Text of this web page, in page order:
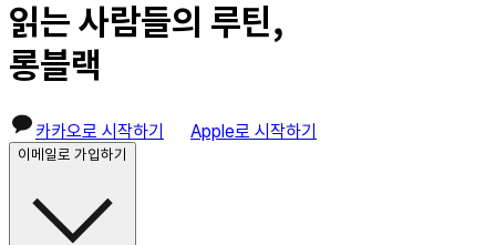
읽는 사람들의 루틴,
롱블랙
카카오로 시작하기 Apple로 시작하기
이메일로 가입하기